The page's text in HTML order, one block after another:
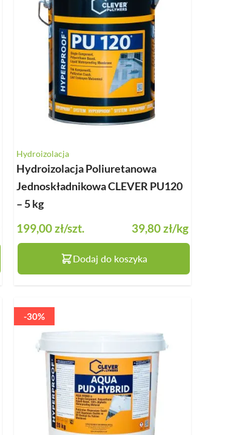
BALUSTRADY
MEBLE OGRODOWE
HYDROIZOLACJA
OŚWIETLENIE TARASOWE
Hydroizolacja
Hydroizolacja Poliuretanowa
Jednoskładnikowa CLEVER PU120
– 5 kg
199,00 zł/szt. 39,80 zł/kg
Dodaj do koszyka
-30%